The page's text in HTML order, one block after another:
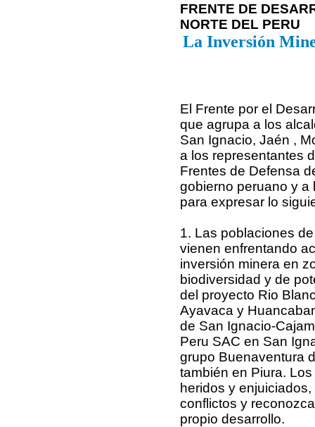
FRENTE DE
NORTE DEL PERU
La Inversión
El Frente por el
que agrupa a los
San Ignacio, Jaén ,
a los representantes
Frentes de Defensa
gobierno peruano y a
para expresar lo
1. Las poblaciones
vienen enfrentando
inversión minera en
biodiversidad y de
del proyecto Rio
Ayavaca y
de San Ignacio-
Peru SAC en San
grupo Buenaventura
también en Piura.
heridos y
conflictos y
propio desarrollo.